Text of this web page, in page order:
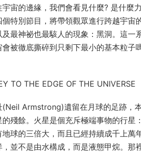
的邊緣，我們會看見什麼? 是什麼
特別節目，將帶領觀眾進行跨越宇宙
最神祕也最駭人的現象：黑洞。這
被徹底撕碎到只剩下最小的基本粒
THE EDGE OF THE UNIVERSE
Armstrong)遺留在月球的足跡，
殘餘。火星是個充斥極端事物的行
球的三倍大，而且已經持續成千上
並不是由水構成，而是液態甲烷。